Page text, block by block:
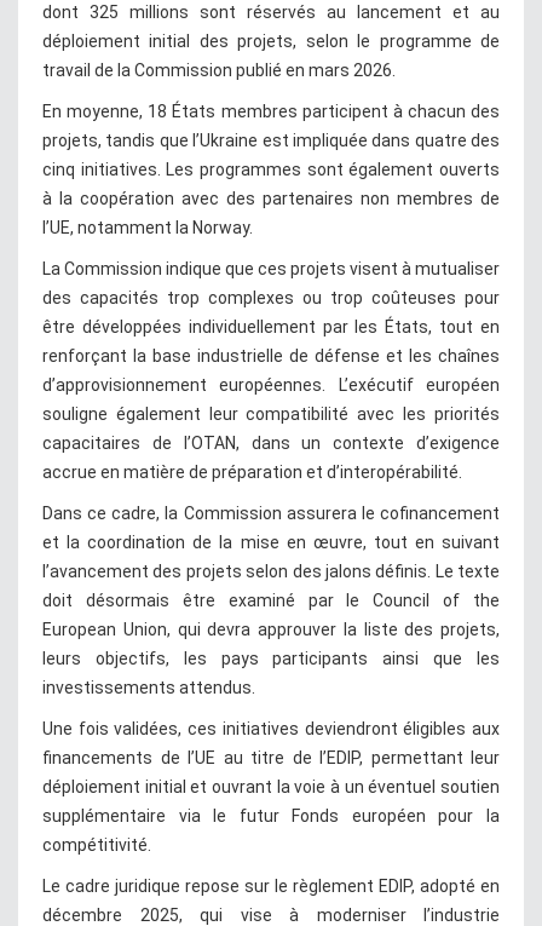
dont 325 millions sont réservés au lancement et au
déploiement initial des projets, selon le programme de
travail de la Commission publié en mars 2026.
En moyenne, 18 États membres participent à chacun des
projets, tandis que l’Ukraine est impliquée dans quatre des
cinq initiatives. Les programmes sont également ouverts
à la coopération avec des partenaires non membres de
l’UE, notamment la Norway.
La Commission indique que ces projets visent à mutualiser
des capacités trop complexes ou trop coûteuses pour
être développées individuellement par les États, tout en
renforçant la base industrielle de défense et les chaînes
d’approvisionnement européennes. L’exécutif européen
souligne également leur compatibilité avec les priorités
capacitaires de l’OTAN, dans un contexte d’exigence
accrue en matière de préparation et d’interopérabilité.
Dans ce cadre, la Commission assurera le cofinancement
et la coordination de la mise en œuvre, tout en suivant
l’avancement des projets selon des jalons définis. Le texte
doit désormais être examiné par le Council of the
European Union, qui devra approuver la liste des projets,
leurs objectifs, les pays participants ainsi que les
investissements attendus.
Une fois validées, ces initiatives deviendront éligibles aux
financements de l’UE au titre de l’EDIP, permettant leur
déploiement initial et ouvrant la voie à un éventuel soutien
supplémentaire via le futur Fonds européen pour la
compétitivité.
Le cadre juridique repose sur le règlement EDIP, adopté en
décembre 2025, qui vise à moderniser l’industrie